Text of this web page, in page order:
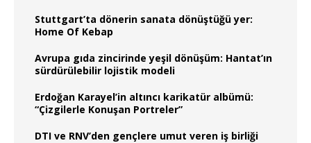
Stuttgart’ta dönerin sanata dönüştüğü yer:
Home Of Kebap
Avrupa gıda zincirinde yeşil dönüşüm: Hantat’ın
sürdürülebilir lojistik modeli
Erdoğan Karayel’in altıncı karikatür albümü:
“Çizgilerle Konuşan Portreler”
DTI ve RNV’den gençlere umut veren iş birliği